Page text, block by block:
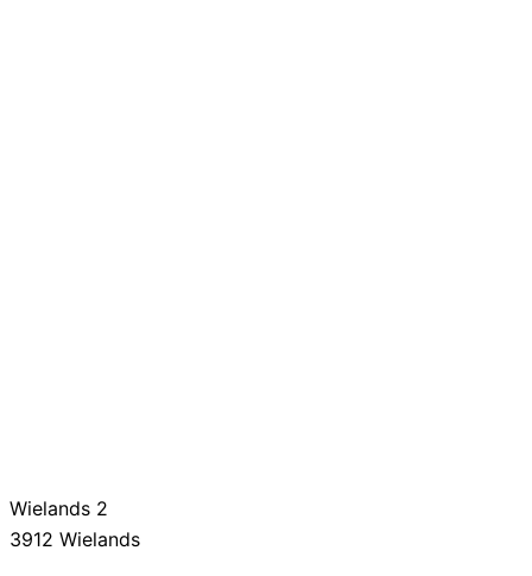
Wielands 2
3912 Wielands